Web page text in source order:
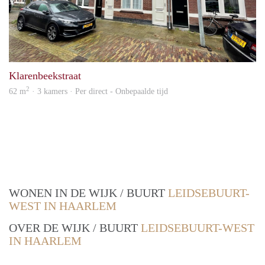
Klarenbeekstraat
62 m2 · 3 kamers · Per direct - Onbepaalde tijd
WONEN IN DE WIJK / BUURT LEIDSEBUURT-
WEST IN HAARLEM
OVER DE WIJK / BUURT LEIDSEBUURT-WEST
IN HAARLEM